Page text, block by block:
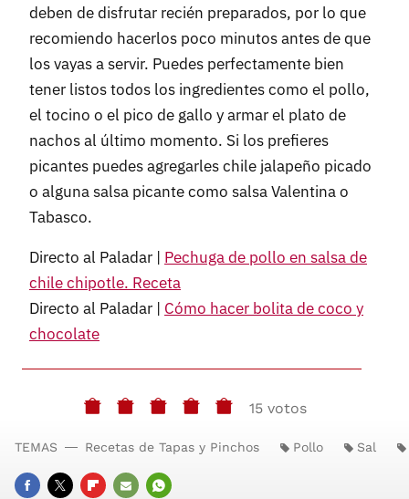
deben de disfrutar recién preparados, por lo que
recomiendo hacerlos poco minutos antes de que
los vayas a servir. Puedes perfectamente bien
tener listos todos los ingredientes como el pollo,
el tocino o el pico de gallo y armar el plato de
nachos al último momento. Si los prefieres
picantes puedes agregarles chile jalapeño picado
o alguna salsa picante como salsa Valentina o
Tabasco.
Directo al Paladar | Pechuga de pollo en salsa de
chile chipotle. Receta
Directo al Paladar | Cómo hacer bolita de coco y
chocolate
15 votos
TEMAS Recetas de Tapas y Pinchos Pollo Sal